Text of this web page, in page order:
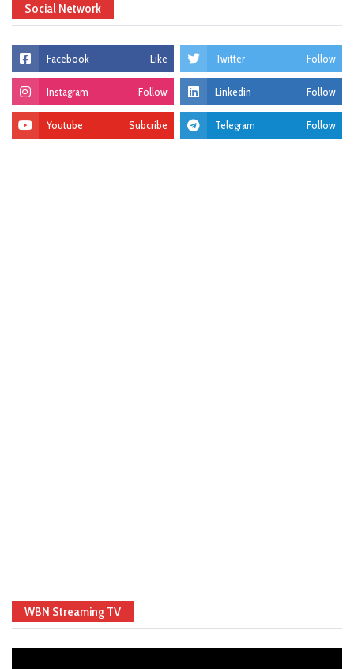
Social Network
Facebook Like Twitter Follow
Instagram Follow Linkedin Follow
Youtube Subcribe Telegram Follow
WBN Streaming TV